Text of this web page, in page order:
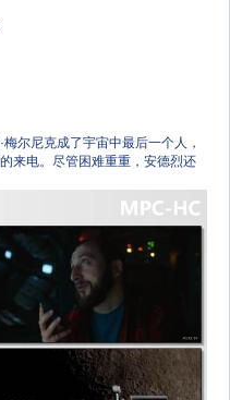
尔尼克成了宇宙中最后一个人，
来电。尽管困难重重，安德烈还